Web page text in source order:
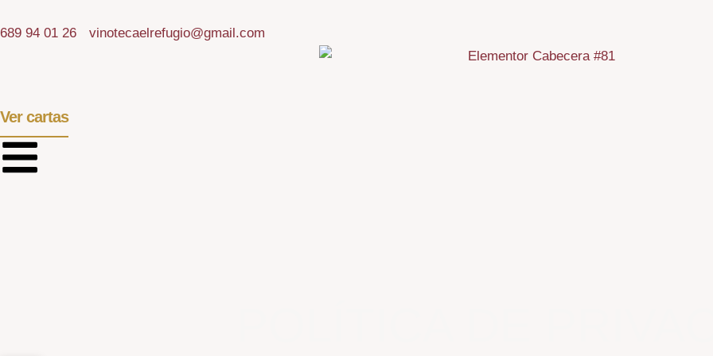
689 94 01 26 vinotecaelrefugio@gmail.com
Ver cartas